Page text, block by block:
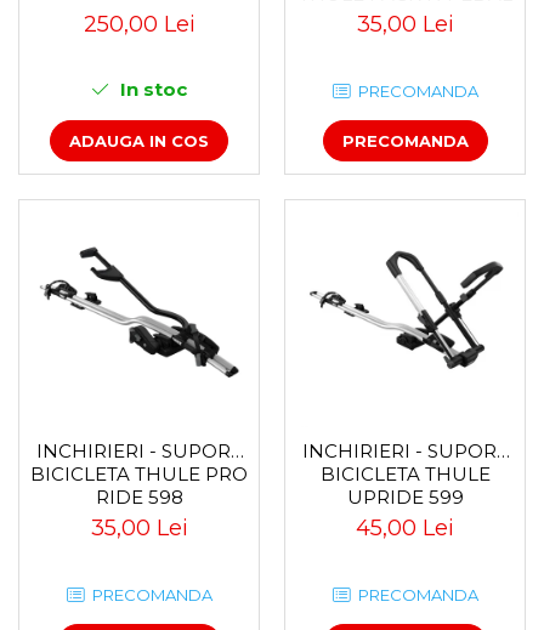
250,00 Lei
In stoc
ADAUGA IN COS
TOUR RACK
35,00 Lei
PRECOMANDA
PRECOMANDA
INCHIRIERI - SUPORT
BICICLETA THULE PRO
RIDE 598
35,00 Lei
PRECOMANDA
INCHIRIERI - SUPORT
BICICLETA THULE
UPRIDE 599
45,00 Lei
PRECOMANDA